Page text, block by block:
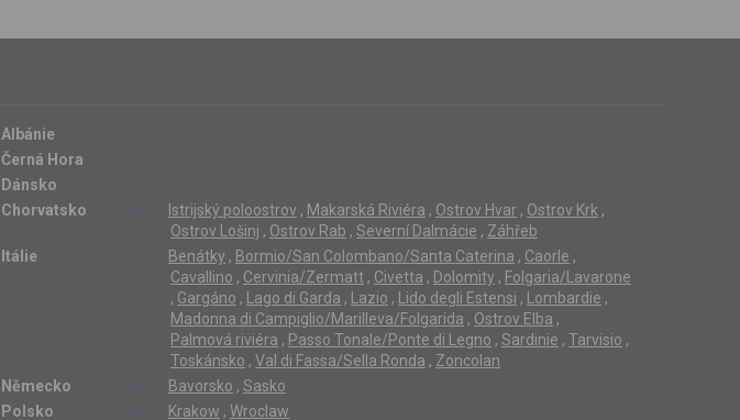
Albánie
Černá Hora
Dánsko
Chorvatsko Istrijský poloostrov , Makarská Riviéra , Ostrov Hvar , Ostrov Krk ,
Ostrov Lošinj , Ostrov Rab , Severní Dalmácie , Záhřeb
Itálie
Benátky , Bormio/San Colombano/Santa Caterina , Caorle ,
Cavallino , Cervinia/Zermatt , Civetta , Dolomity , Folgaria/Lavarone
, Gargáno , Lago di Garda , Lazio , Lido degli Estensi , Lombardie ,
Madonna di Campiglio/Marilleva/Folgarida , Ostrov Elba ,
Palmová riviéra , Passo Tonale/Ponte di Legno , Sardinie , Tarvisio ,
Toskánsko , Val di Fassa/Sella Ronda , Zoncolan
Německo Bavorsko , Sasko
Polsko Krakow , Wroclaw